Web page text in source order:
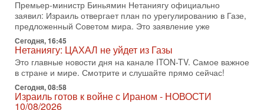
«Либо в армию — либо в тюрьму?»
Ситуация вокруг призыва ультраортодоксов в ЦАХАЛ
достигла точки кипения. Попытки принять закон,
освобождающий уклоняющихся харедим от арестов,
3-08-2026, 17:18
Хватит отменять атаки! ЦАХАЛ - не игрушка!
Израиль готов ударить по Ирану!
В эфире телеканала ITON-TV Григорий Тамар, офицер
ЦАХАЛа в отставке, писатель, журналист, военный историк.
Премьер-министр Биньямин Нетаниягу официально
заявил: Израиль отвергает план по урегулированию в Газе,
предложенный Советом мира. Это заявление уже
Сегодня, 16:45
Нетаниягу: ЦАХАЛ не уйдет из Газы
Это главные новости дня на канале ITON-TV. Самое важное
в стране и мире. Смотрите и слушайте прямо сейчас!
Сегодня, 08:58
Израиль готов к войне с Ираном - НОВОСТИ
10/08/2026